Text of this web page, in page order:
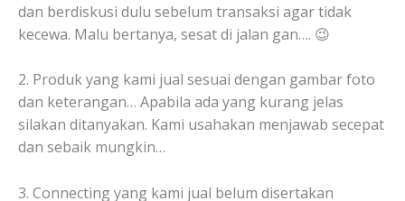
dan berdiskusi dulu sebelum transaksi agar tidak
kecewa. Malu bertanya, sesat di jalan gan…. 😉
2. Produk yang kami jual sesuai dengan gambar foto
dan keterangan… Apabila ada yang kurang jelas
silakan ditanyakan. Kami usahakan menjawab secepat
dan sebaik mungkin…
3. Connecting yang kami jual belum disertakan